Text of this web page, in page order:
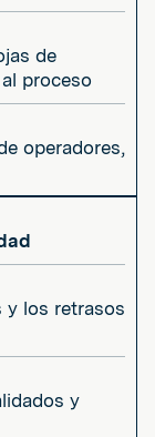
de
proceso
operadores,
y los retrasos
y